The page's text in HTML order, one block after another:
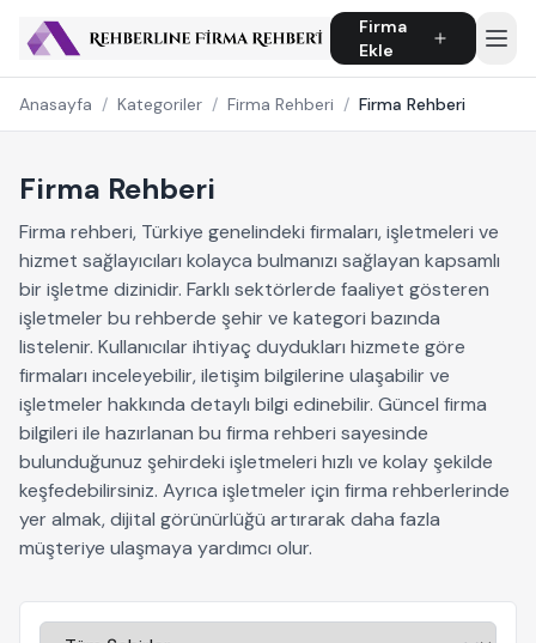
Firma
Ekle
Anasayfa / Kategoriler / Firma Rehberi / Firma Rehberi
Firma Rehberi
Firma rehberi, Türkiye genelindeki firmaları, işletmeleri ve
hizmet sağlayıcıları kolayca bulmanızı sağlayan kapsamlı
bir işletme dizinidir. Farklı sektörlerde faaliyet gösteren
işletmeler bu rehberde şehir ve kategori bazında
listelenir. Kullanıcılar ihtiyaç duydukları hizmete göre
firmaları inceleyebilir, iletişim bilgilerine ulaşabilir ve
işletmeler hakkında detaylı bilgi edinebilir. Güncel firma
bilgileri ile hazırlanan bu firma rehberi sayesinde
bulunduğunuz şehirdeki işletmeleri hızlı ve kolay şekilde
keşfedebilirsiniz. Ayrıca işletmeler için firma rehberlerinde
yer almak, dijital görünürlüğü artırarak daha fazla
müşteriye ulaşmaya yardımcı olur.